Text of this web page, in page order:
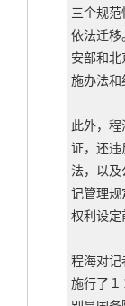
三个规
依法迁
安部和
施办法和
此外，
证，还
法，以
记管理规
权利设定
程海对
施行了